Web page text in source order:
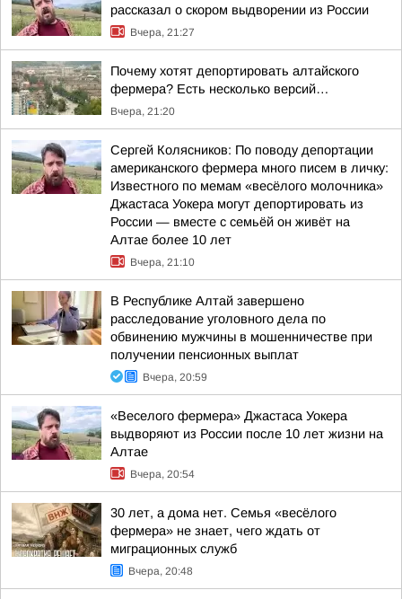
рассказал о скором выдворении из России
Вчера, 21:27
Почему хотят депортировать алтайского
фермера? Есть несколько версий…
Вчера, 21:20
Сергей Колясников: По поводу депортации
американского фермера много писем в личку:
Известного по мемам «весёлого молочника»
Джастаса Уокера могут депортировать из
России — вместе с семьёй он живёт на
Алтае более 10 лет
Вчера, 21:10
В Республике Алтай завершено
расследование уголовного дела по
обвинению мужчины в мошенничестве при
получении пенсионных выплат
Вчера, 20:59
«Веселого фермера» Джастаса Уокера
выдворяют из России после 10 лет жизни на
Алтае
Вчера, 20:54
30 лет, а дома нет. Семья «весёлого
фермера» не знает, чего ждать от
миграционных служб
Вчера, 20:48